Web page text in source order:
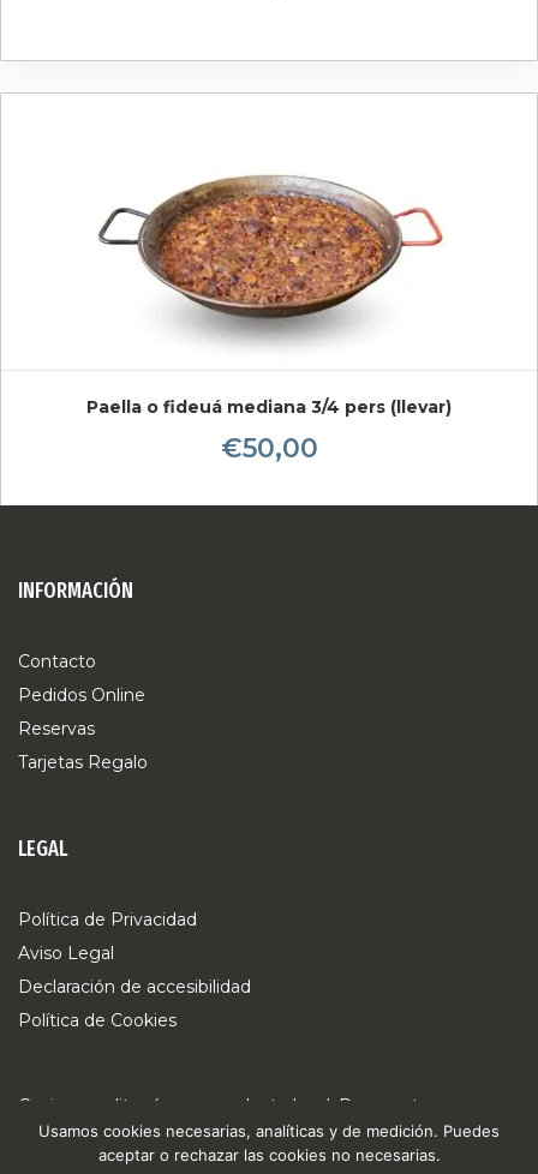
Paella o fideuá mediana 3/4 pers (llevar)
€50,00
INFORMACIÓN
Contacto
Pedidos Online
Reservas
Tarjetas Regalo
LEGAL
Política de Privacidad
Aviso Legal
Declaración de accesibilidad
Política de Cookies
Cocina mediterránea y producto local. Reserva tu mesa,
pide online o sorprende con una tarjeta regalo.
Usamos cookies necesarias, analíticas y de medición. Puedes
aceptar o rechazar las cookies no necesarias.